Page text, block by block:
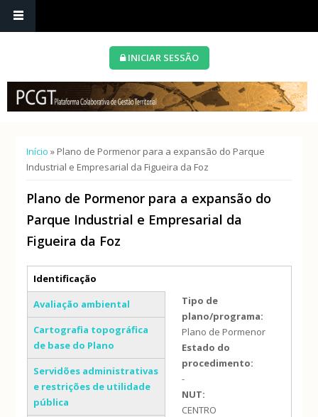
INICIAR SESSÃO
Está aqui
Início » Plano de Pormenor para a expansão do Parque
Industrial e Empresarial da Figueira da Foz
Plano de Pormenor para a expansão do
Parque Industrial e Empresarial da
Figueira da Foz
Separadores verticais
Identificação
(separador ativo)
Avaliação ambiental
Cartografia topográfica
de base do Plano
Servidões administrativas
e restrições de utilidade
pública
Tipo de
plano/programa:
Plano de Pormenor
Estado do
procedimento:
-
NUT:
CENTRO